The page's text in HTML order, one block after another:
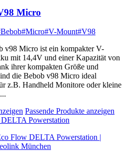
Micro
#Micro#V-Mount#V98
v98 Micro ist ein kompakter V-
mit 14,4V und einer Kapazität von
ihrer kompakten Größe und
die Bebob v98 Micro ideal
z.B. Handheld Monitore oder kleine
Passende Produkte anzeigen
Powerstation